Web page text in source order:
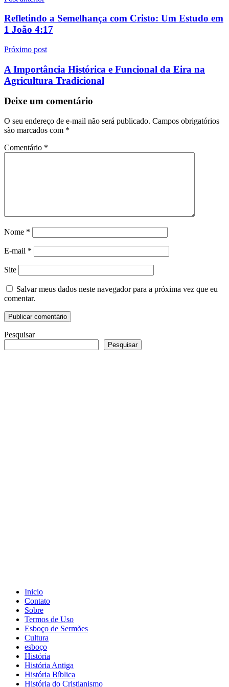
de
Post
Refletindo a Semelhança com Cristo: Um Estudo em
1 João 4:17
Próximo post
A Importância Histórica e Funcional da Eira na
Agricultura Tradicional
Deixe um comentário
O seu endereço de e-mail não será publicado. Campos obrigatórios
são marcados com *
Comentário *
Nome *
E-mail *
Site
Salvar meus dados neste navegador para a próxima vez que eu
comentar.
Pesquisar
Pesquisar
Inicio
Contato
Sobre
Termos de Uso
Esboço de Sermões
Cultura
esboço
História
História Antiga
História Bíblica
História do Cristianismo